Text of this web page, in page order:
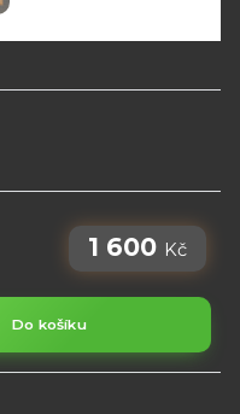
1 600 Kč
Do košíku